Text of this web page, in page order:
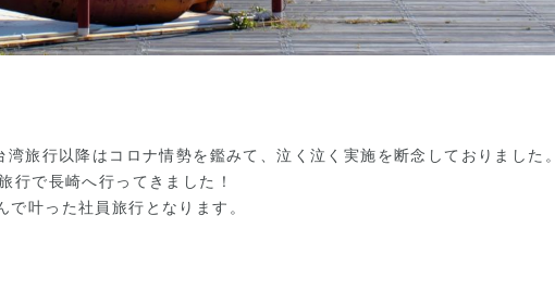
旅行以降はコロナ情勢を鑑みて、泣く泣く実施を断念しておりました。
行で長崎へ行ってきました！
叶った社員旅行となります。